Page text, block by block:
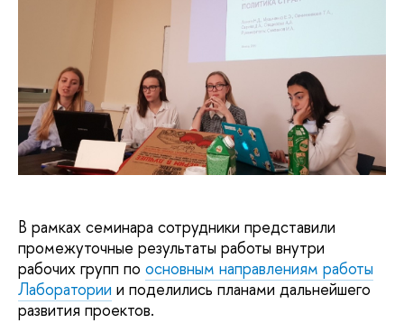
В рамках семинара сотрудники представили
промежуточные результаты работы внутри
рабочих групп по основным направлениям работы
Лаборатории и поделились планами дальнейшего
развития проектов.